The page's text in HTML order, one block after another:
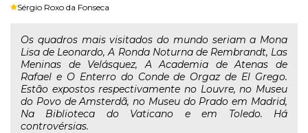
Sérgio Roxo da Fonseca
Os quadros mais visitados do mundo seriam a Mona
Lisa de Leonardo, A Ronda Noturna de Rembrandt, Las
Meninas de Velásquez, A Academia de Atenas de
Rafael e O Enterro do Conde de Orgaz de El Grego.
Estão expostos respectivamente no Louvre, no Museu
do Povo de Amsterdã, no Museu do Prado em Madrid,
Na Biblioteca do Vaticano e em Toledo. Há
controvérsias.